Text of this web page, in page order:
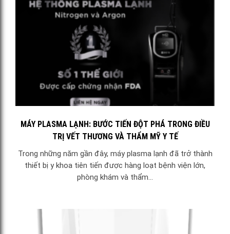
MÁY PLASMA LẠNH: BƯỚC TIẾN ĐỘT PHÁ TRONG ĐIỀU
TRỊ VẾT THƯƠNG VÀ THẨM MỸ Y TẾ
Trong những năm gần đây, máy plasma lạnh đã trở thành
thiết bị y khoa tiên tiến được hàng loạt bệnh viện lớn,
phòng khám và thẩm...